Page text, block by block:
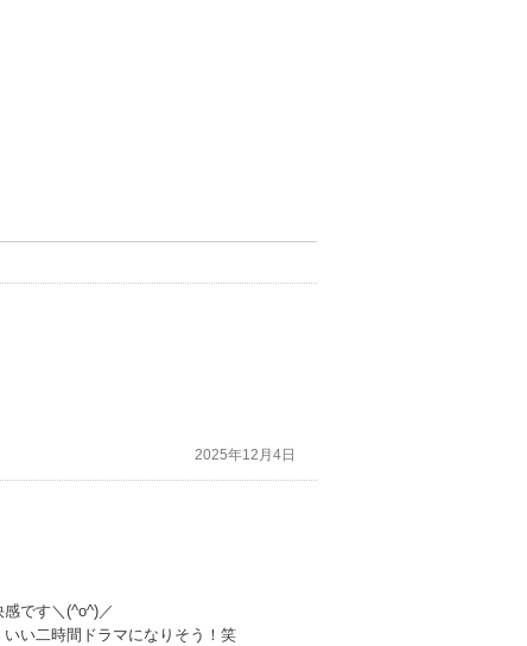
2025年12月4日
です＼(^o^)／
い二時間ドラマになりそう！笑